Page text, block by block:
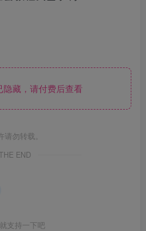
藏，请付费后查看
勿转载。
END
支持一下吧